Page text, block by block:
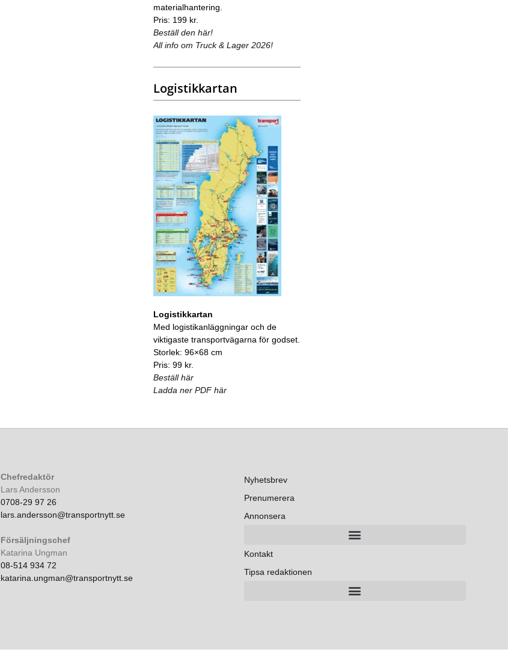
materialhantering.
Pris: 199 kr.
Beställ den här!
All info om Truck & Lager 2026!
Logistikkartan
Logistikkartan
Med logistikanläggningar och de
viktigaste transportvägarna för godset.
Storlek: 96×68 cm
Pris: 99 kr.
Beställ här
Ladda ner PDF här
Chefredaktör
Lars Andersson
0708-29 97 26
lars.andersson@transportnytt.se
Försäljningschef
Katarina Ungman
08-514 934 72
katarina.ungman@transportnytt.se
Nyhetsbrev
Prenumerera
Annonsera
Kontakt
Tipsa redaktionen